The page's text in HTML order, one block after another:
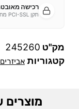
רכישה
תקן PCI-SSL מחמיר
מק"ט 245260
קטגוריות
מוצרים